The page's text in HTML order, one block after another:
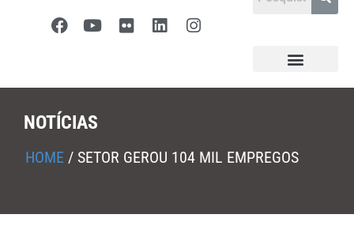
NOTÍCIAS
HOME / SETOR GEROU 104 MIL EMPREGOS